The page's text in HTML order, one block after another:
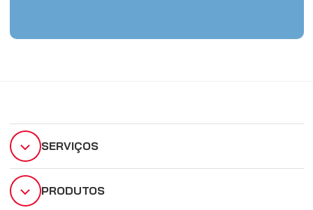
SERVIÇOS
PRODUTOS